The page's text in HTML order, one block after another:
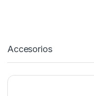
Accesorios